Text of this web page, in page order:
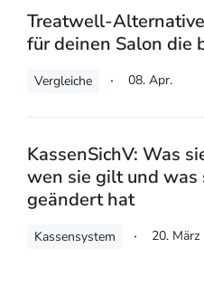
Treatwell-
für deinen Salon die
Vergleiche 08. Apr.
KassenSichV: Was
wen sie gilt und was
geändert hat
Kassensystem 20. März